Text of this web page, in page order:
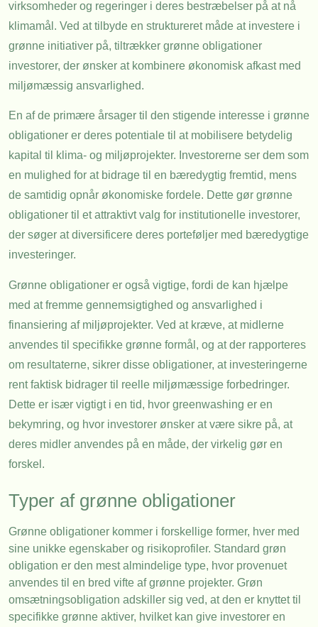
virksomheder og regeringer i deres bestræbelser på at nå
klimamål. Ved at tilbyde en struktureret måde at investere i
grønne initiativer på, tiltrækker grønne obligationer
investorer, der ønsker at kombinere økonomisk afkast med
miljømæssig ansvarlighed.
En af de primære årsager til den stigende interesse i grønne
obligationer er deres potentiale til at mobilisere betydelig
kapital til klima- og miljøprojekter. Investorerne ser dem som
en mulighed for at bidrage til en bæredygtig fremtid, mens
de samtidig opnår økonomiske fordele. Dette gør grønne
obligationer til et attraktivt valg for institutionelle investorer,
der søger at diversificere deres porteføljer med bæredygtige
investeringer.
Grønne obligationer er også vigtige, fordi de kan hjælpe
med at fremme gennemsigtighed og ansvarlighed i
finansiering af miljøprojekter. Ved at kræve, at midlerne
anvendes til specifikke grønne formål, og at der rapporteres
om resultaterne, sikrer disse obligationer, at investeringerne
rent faktisk bidrager til reelle miljømæssige forbedringer.
Dette er især vigtigt i en tid, hvor greenwashing er en
bekymring, og hvor investorer ønsker at være sikre på, at
deres midler anvendes på en måde, der virkelig gør en
forskel.
Typer af grønne obligationer
Grønne obligationer kommer i forskellige former, hver med
sine unikke egenskaber og risikoprofiler. Standard grøn
obligation er den mest almindelige type, hvor provenuet
anvendes til en bred vifte af grønne projekter. Grøn
omsætningsobligation adskiller sig ved, at den er knyttet til
specifikke grønne aktiver, hvilket kan give investorer en